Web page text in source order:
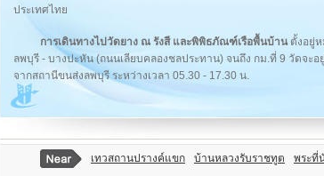
ประเทศไทย
การเดินทางไปวัดยาง ณ รังสี และพิพิธภัณฑ์เรือพื้นบ้านตั้งอยู่ห
ลพบุรี - บางปะหัน (ถนนเลียบคลองชลประทาน) จนถึง กม.ที่ 9 วัดจะ
จากสถานีขนส่งลพบุรี ระหว่างเวลา 05.30 - 17.30 น.
เทวสถานปรางค์แขก บ้านหลวงรับราชทูต พระที่